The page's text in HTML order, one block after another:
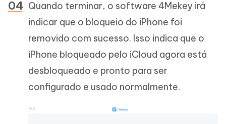
Quando terminar, o software 4Mekey irá
indicar que o bloqueio do iPhone foi
removido com sucesso. Isso indica que o
iPhone bloqueado pelo iCloud agora está
desbloqueado e pronto para ser
configurado e usado normalmente.